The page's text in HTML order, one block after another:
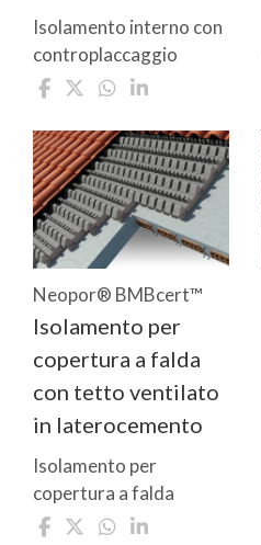
Isolamento interno con
controplaccaggio
Neopor® BMBcert™
Isolamento per
copertura a falda
con tetto ventilato
in laterocemento
Isolamento per
copertura a falda